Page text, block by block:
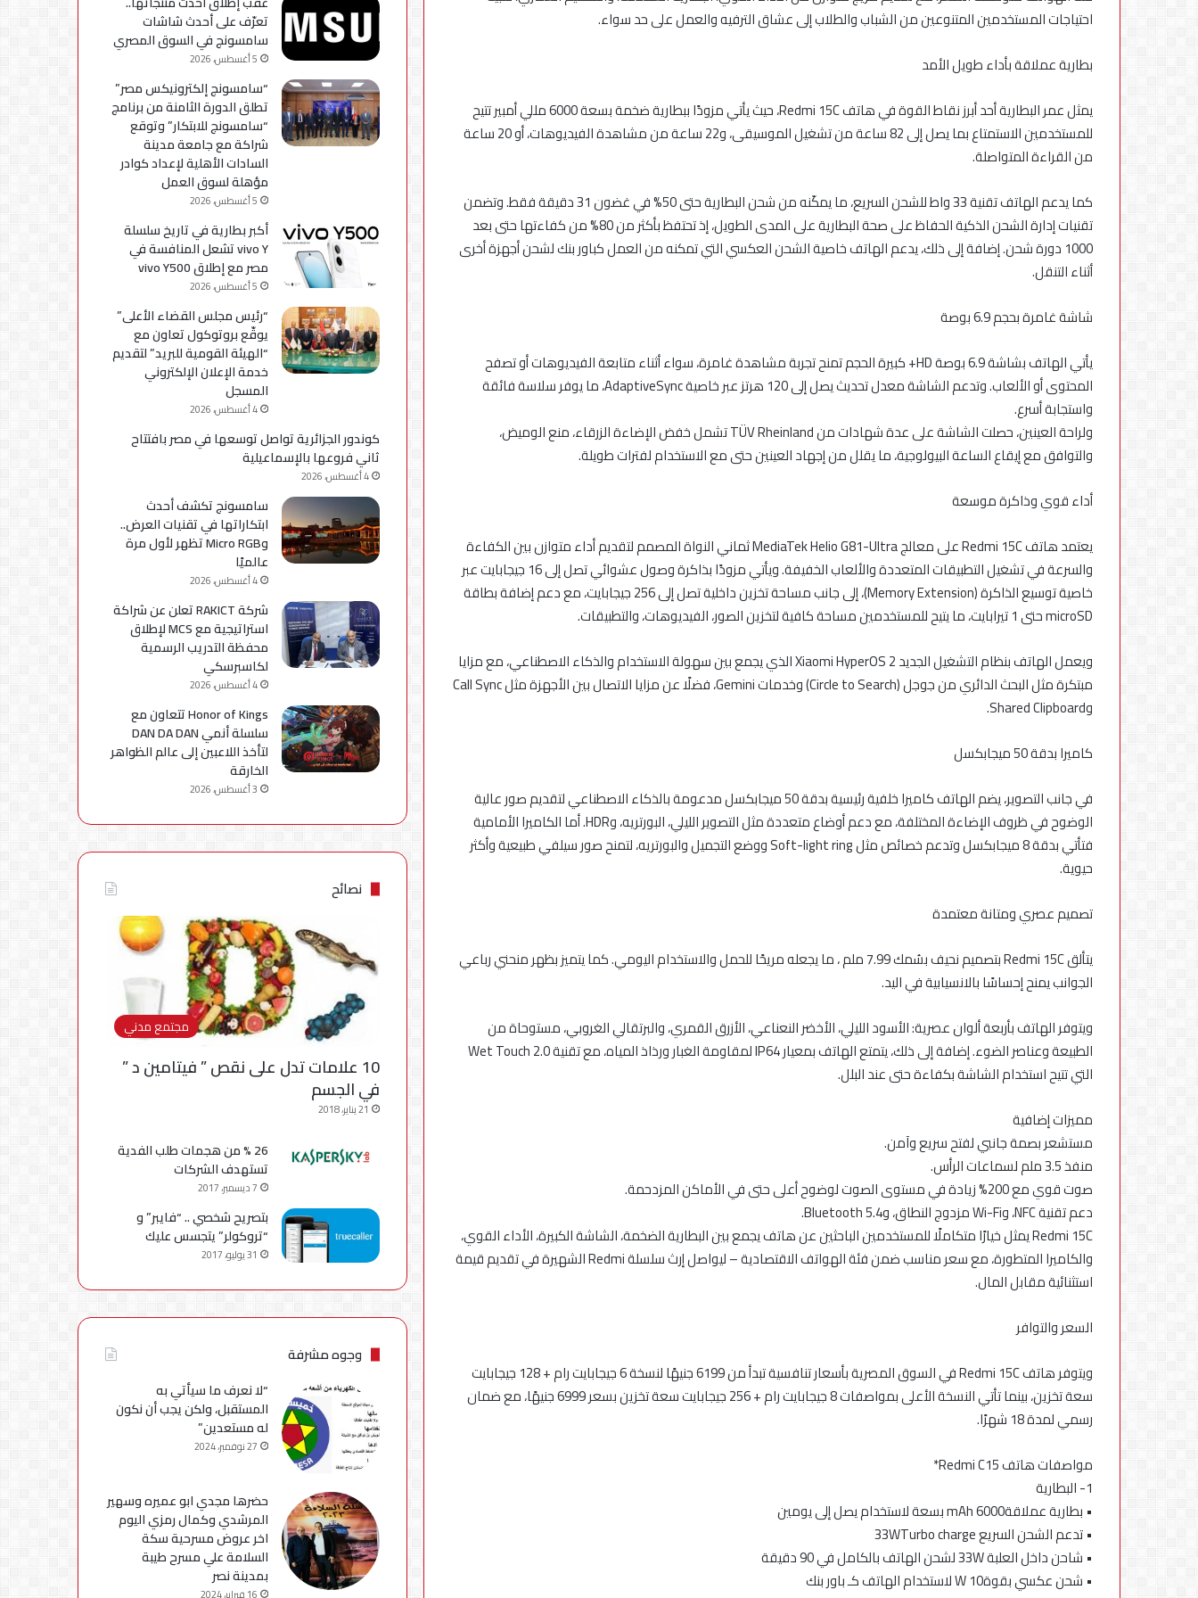
احتياجات المستخدمين المتنوعين من الشباب والطلاب إلى عشاق الترفيه والعمل على حد سواء.
بطارية عملاقة بأداء طويل الأمد
يمثل عمر البطارية أحد أبرز نقاط القوة في هاتف Redmi 15C، حيث يأتي مزودًا ببطارية ضخمة بسعة 6000 مللي أمبير تتيح
للمستخدمين الاستمتاع بما يصل إلى 82 ساعة من تشغيل الموسيقى، و22 ساعة من مشاهدة الفيديوهات، أو 20 ساعة
من القراءة المتواصلة.
كما يدعم الهاتف تقنية 33 واط للشحن السريع، ما يمكّنه من شحن البطارية حتى 50% في غضون 31 دقيقة فقط. وتضمن
تقنيات إدارة الشحن الذكية الحفاظ على صحة البطارية على المدى الطويل، إذ تحتفظ بأكثر من 80% من كفاءتها حتى بعد
1000 دورة شحن. إضافة إلى ذلك، يدعم الهاتف خاصية الشحن العكسي التي تمكنه من العمل كباور بنك لشحن أجهزة أخرى
أثناء التنقل.
شاشة غامرة بحجم 6.9 بوصة
يأتي الهاتف بشاشة 6.9 بوصة HD+ كبيرة الحجم تمنح تجربة مشاهدة غامرة، سواء أثناء متابعة الفيديوهات أو تصفح
المحتوى أو الألعاب. وتدعم الشاشة معدل تحديث يصل إلى 120 هرتز عبر خاصية AdaptiveSync، ما يوفر سلاسة فائقة
واستجابة أسرع.
ولراحة العينين، حصلت الشاشة على عدة شهادات من TÜV Rheinland تشمل خفض الإضاءة الزرقاء، منع الوميض،
والتوافق مع إيقاع الساعة البيولوجية، ما يقلل من إجهاد العينين حتى مع الاستخدام لفترات طويلة.
أداء قوي وذاكرة موسعة
يعتمد هاتف Redmi 15C على معالج MediaTek Helio G81-Ultra ثماني النواة المصمم لتقديم أداء متوازن بين الكفاءة
والسرعة في تشغيل التطبيقات المتعددة والألعاب الخفيفة. ويأتي مزودًا بذاكرة وصول عشوائي تصل إلى 16 جيجابايت عبر
خاصية توسيع الذاكرة (Memory Extension)، إلى جانب مساحة تخزين داخلية تصل إلى 256 جيجابايت، مع دعم إضافة بطاقة
microSD حتى 1 تيرابايت، ما يتيح للمستخدمين مساحة كافية لتخزين الصور، الفيديوهات، والتطبيقات.
ويعمل الهاتف بنظام التشغيل الجديد Xiaomi HyperOS 2 الذي يجمع بين سهولة الاستخدام والذكاء الاصطناعي، مع مزايا
مبتكرة مثل البحث الدائري من جوجل (Circle to Search) وخدمات Gemini، فضلًا عن مزايا الاتصال بين الأجهزة مثل Call Sync
وShared Clipboard.
كاميرا بدقة 50 ميجابكسل
في جانب التصوير، يضم الهاتف كاميرا خلفية رئيسية بدقة 50 ميجابكسل مدعومة بالذكاء الاصطناعي لتقديم صور عالية
الوضوح في ظروف الإضاءة المختلفة، مع دعم أوضاع متعددة مثل التصوير الليلي، البورتريه، وHDR. أما الكاميرا الأمامية
فتأتي بدقة 8 ميجابكسل وتدعم خصائص مثل Soft-light ring ووضع التجميل والبورتريه، لتمنح صور سيلفي طبيعية وأكثر
حيوية.
تصميم عصري ومتانة معتمدة
يتألق Redmi 15C بتصميم نحيف بسُمك 7.99 ملم ، ما يجعله مريحًا للحمل والاستخدام اليومي. كما يتميز بظهر منحني رباعي
الجوانب يمنح إحساسًا بالانسيابية في اليد.
ويتوفر الهاتف بأربعة ألوان عصرية: الأسود الليلي، الأخضر النعناعي، الأزرق القمري، والبرتقالي الغروبي، مستوحاة من
الطبيعة وعناصر الضوء. إضافة إلى ذلك، يتمتع الهاتف بمعيار IP64 لمقاومة الغبار ورذاذ المياه، مع تقنية Wet Touch 2.0
التي تتيح استخدام الشاشة بكفاءة حتى عند البلل.
مميزات إضافية
مستشعر بصمة جانبي لفتح سريع وآمن.
منفذ 3.5 ملم لسماعات الرأس.
صوت قوي مع 200% زيادة في مستوى الصوت لوضوح أعلى حتى في الأماكن المزدحمة.
دعم تقنية NFC، وWi-Fi مزدوج النطاق، وBluetooth 5.4.
Redmi 15C يمثل خيارًا متكاملًا للمستخدمين الباحثين عن هاتف يجمع بين البطارية الضخمة، الشاشة الكبيرة، الأداء القوي،
والكاميرا المتطورة، مع سعر مناسب ضمن فئة الهواتف الاقتصادية – ليواصل إرث سلسلة Redmi الشهيرة في تقديم قيمة
استثنائية مقابل المال.
السعر والتوافر
ويتوفر هاتف Redmi 15C في السوق المصرية بأسعار تنافسية تبدأ من 6199 جنيهًا لنسخة 6 جيجابايت رام + 128 جيجابايت
سعة تخزين، بينما تأتي النسخة الأعلى بمواصفات 8 جيجابايت رام + 256 جيجابايت سعة تخزين بسعر 6999 جنيهًا، مع ضمان
رسمي لمدة 18 شهرًا.
مواصفات هاتف Redmi C15*
1- البطارية
• بطارية عملاقةmAh 6000 بسعة لاستخدام يصل إلى يومين
• تدعم الشحن السريع 33WTurbo charge
• شاحن داخل العلبة 33W لشحن الهاتف بالكامل في 90 دقيقة
• شحن عكسي بقوةW 10 لاستخدام الهاتف كـ باور بنك
في
مصر
تعرّف على أحدث شاشات
سامسونج في السوق المصري
5 أغسطس، 2026
“سامسونج إلكترونيكس مصر”
تطلق الدورة الثامنة من برنامج
“سامسونج للابتكار” وتوقع
شراكة مع جامعة مدينة
السادات الأهلية لإعداد كوادر
مؤهلة لسوق العمل
5 أغسطس، 2026
أكبر بطارية في تاريخ سلسلة
vivo Y تشعل المنافسة في
مصر مع إطلاق vivo Y500
5 أغسطس، 2026
“رئيس مجلس القضاء الأعلى”
يوقّع بروتوكول تعاون مع
“الهيئة القومية للبريد” لتقديم
خدمة الإعلان الإلكتروني
المسجل
4 أغسطس، 2026
كوندور الجزائرية تواصل توسعها في مصر بافتتاح
ثاني فروعها بالإسماعيلية
4 أغسطس، 2026
سامسونج تكشف أحدث
ابتكاراتها في تقنيات العرض..
وMicro RGB تظهر لأول مرة
عالميًا
4 أغسطس، 2026
شركة RAKICT تعلن عن شراكة
استراتيجية مع MCS لإطلاق
محفظة التدريب الرسمية
لكاسبرسكي
4 أغسطس، 2026
Honor of Kings تتعاون مع
سلسلة أنمي DAN DA DAN
لتأخذ اللاعبين إلى عالم الظواهر
الخارقة
3 أغسطس، 2026
نصائح
مجتمع مدني
10 علامات تدل على نقص ” فيتامين د ”
في الجسم
21 يناير، 2018
26 % من هجمات طلب الفدية
تستهدف الشركات
7 ديسمبر، 2017
بتصريح شخصي .. “فايبر” و
“تروكولر” يتجسس عليك
31 يوليو، 2017
وجوه مشرفة
“لا نعرف ما سيأتي به
المستقبل، ولكن يجب أن نكون
له مستعدين”
27 نوفمبر، 2024
حضرها مجدي ابو عميره وسهير
المرشدي وكمال رمزي اليوم
اخر عروض مسرحية سكة
السلامة علي مسرح طيبة
بمدينة نصر